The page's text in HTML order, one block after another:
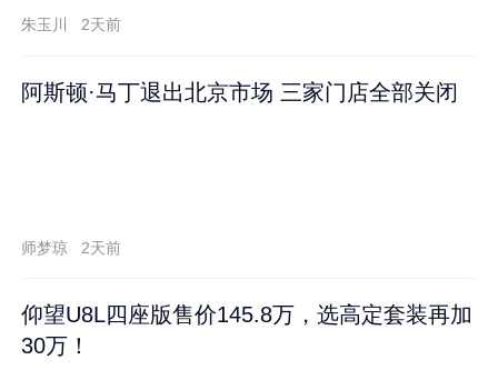
朱玉川 2天前
阿斯顿·马丁退出北京市场 三家门店全部关闭
师梦琼 2天前
仰望U8L四座版售价145.8万，选高定套装再加
30万！